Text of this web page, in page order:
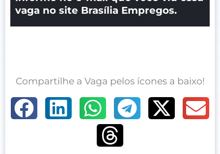
vaga no site Brasília Empregos.
Compartilhe a Vaga pelos ícones a baixo!